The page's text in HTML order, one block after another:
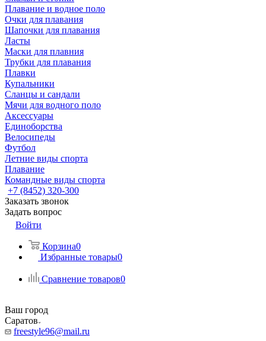
Плавание и водное поло
Очки для плавания
Шапочки для плавания
Ласты
Маски для плавния
Трубки для плавания
Плавки
Купальники
Сланцы и сандали
Мячи для водного поло
Аксессуары
Единоборства
Велосипеды
Футбол
Летние виды спорта
Плавание
Командные виды спорта
+7 (8452) 320-300
Заказать звонок
Задать вопрос
Войти
Корзина0
Избранные товары0
Сравнение товаров0
Ваш город
Саратов
freestyle96@mail.ru